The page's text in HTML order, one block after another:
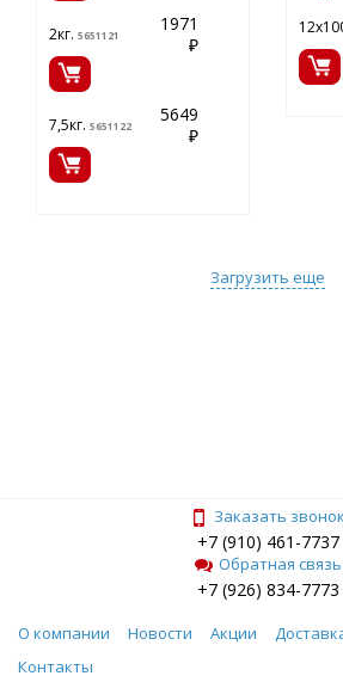
2кг. 5651121
1971
₽
7,5кг. 5651122
5649
₽
Загрузить еще
Заказать звонок
+7 (910) 461-7737
Обратная связь
+7 (926) 834-7773
О компании Новости Акции
Контакты